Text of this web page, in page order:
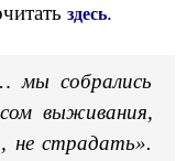
здесь.
мы собрались
выживания,
не страдать».